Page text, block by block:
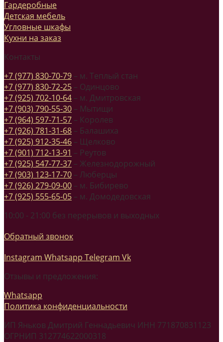
Гардеробные
Детская мебель
Угловные шкафы
Кухни на заказ
Контакты
+7 (977) 830-70-79 – м. Теплый стан
+7 (977) 830-72-25 – Одинцово
+7 (925) 702-10-64 – м. Дмитровская
+7 (903) 790-55-30 – Мытищи
+7 (964) 597-71-57 – Королев
+7 (926) 781-31-68 – Балашиха
+7 (925) 912-35-46 – Щелково
+7 (901) 712-13-91 – Реутов
+7 (925) 547-77-37 – Железнодорожный
+7 (903) 123-17-70 – Люберцы
+7 (926) 279-09-00 – м. Бибирево
+7 (925) 555-65-05 – м. Домодедовская
10:00 - 21:00 без перерывов и выходных
Обратный звонок
Instagram Whatsapp Telegram Vk
Отзывы и предложения:
Whatsapp
Политика конфиденциальности
ИП Яньков Дмитрий Геннадьевич ИНН 771870831123
ОГРНИП 312774622000318